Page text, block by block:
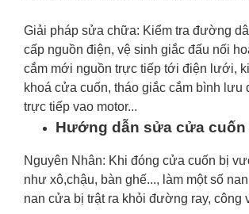
Giải pháp sửa chữa: Kiểm tra đường
cấp nguồn điện, vệ sinh giắc đấu nối
cắm mới nguồn trực tiếp tới điện lưới,
khoá cửa cuốn, tháo giắc cắm bình lưu
trực tiếp vao motor...
Hướng dẫn sửa cửa cuốn
Nguyên Nhân: Khi đóng cửa cuốn bị
như xô,chậu, bàn ghế..., làm một số
nan cửa bị trật ra khỏi đường ray, công